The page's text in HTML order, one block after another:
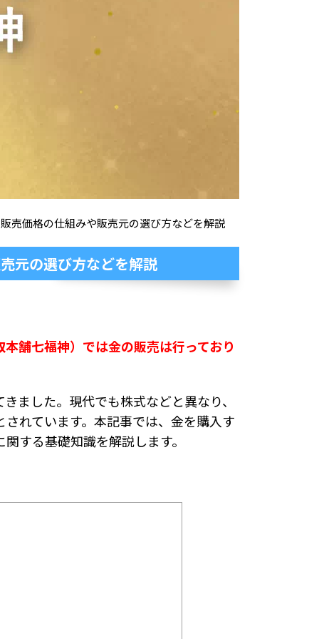
売価格の仕組みや販売元の選び方などを解説
元の選び方などを解説
舗七福神）では金の販売は行っており
ました。現代でも株式などと異なり、
れています。本記事では、金を購入す
する基礎知識を解説します。